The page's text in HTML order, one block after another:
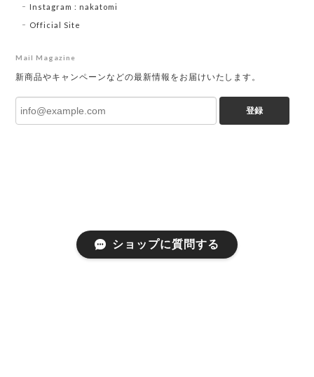
Instagram : nakatomi
Official Site
Mail Magazine
新商品やキャンペーンなどの最新情報をお届けいたします。
登録
ショップに質問する